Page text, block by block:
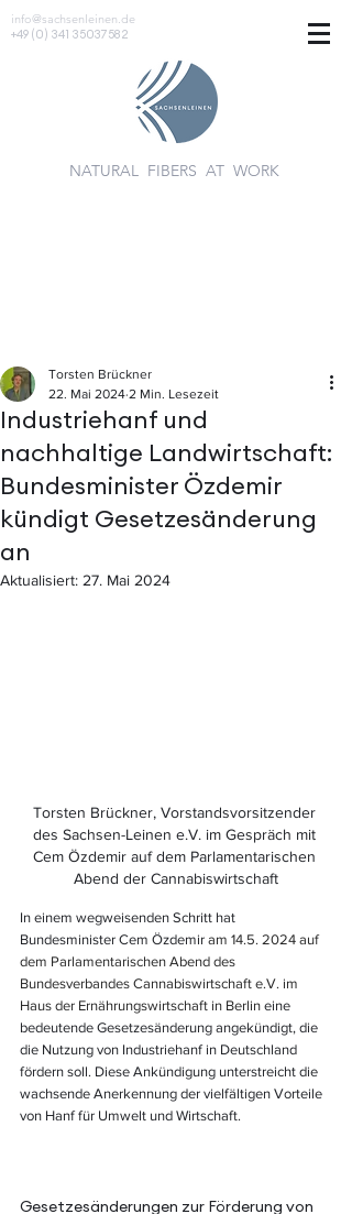
info@sachsenleinen.de
+49 (0) 341 35037582
NATURAL FIBERS AT WORK
Industriehanf und
nachhaltige Landwirtschaft:
Bundesminister Özdemir
kündigt Gesetzesänderung
an
Torsten Brückner
22. Mai 2024 2 Min. Lesezeit
Aktualisiert: 27. Mai 2024
Torsten Brückner, Vorstandsvorsitzender
des Sachsen-Leinen e.V. im Gespräch mit
Cem Özdemir auf dem Parlamentarischen
Abend der Cannabiswirtschaft
In einem wegweisenden Schritt hat
Bundesminister Cem Özdemir am 14.5. 2024 auf
dem Parlamentarischen Abend des
Bundesverbandes Cannabiswirtschaft e.V. im
Haus der Ernährungswirtschaft in Berlin eine
bedeutende Gesetzesänderung angekündigt, die
die Nutzung von Industriehanf in Deutschland
fördern soll. Diese Ankündigung unterstreicht die
wachsende Anerkennung der vielfältigen Vorteile
von Hanf für Umwelt und Wirtschaft.
Gesetzesänderungen zur Förderung von